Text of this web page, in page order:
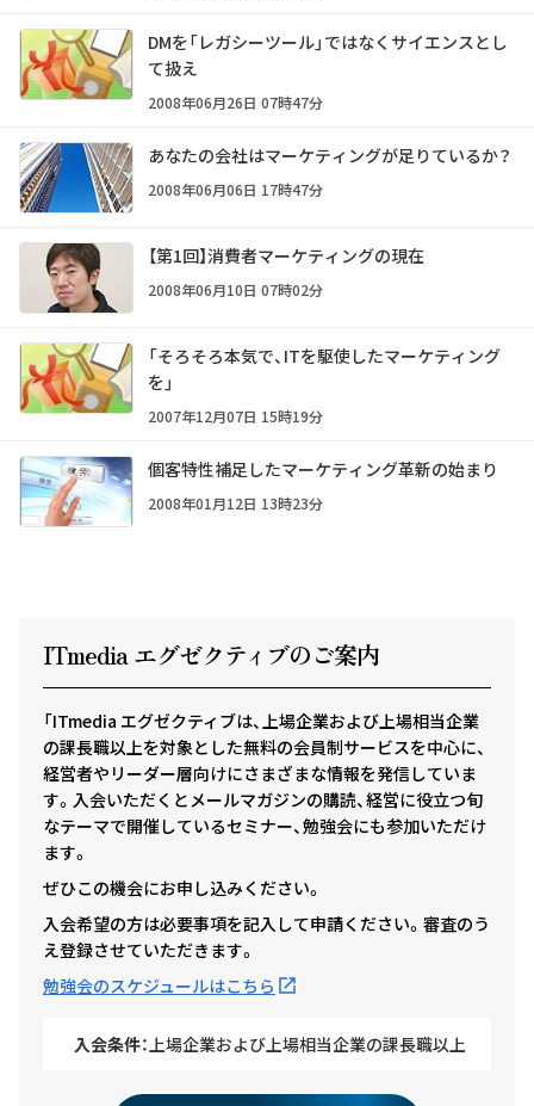
DMを「レガシーツール」ではなくサイエンスとし
て扱え
2008年06月26日 07時47分
あなたの会社はマーケティングが足りているか？
2008年06月06日 17時47分
【第1回】消費者マーケティングの現在
2008年06月10日 07時02分
「そろそろ本気で、ITを駆使したマーケティング
を」
2007年12月07日 15時19分
個客特性補足したマーケティング革新の始まり
2008年01月12日 13時23分
ITmedia エグゼクティ ブのご案内
「ITmedia エグゼクティブは、上場企業および上場相当企業
の課長職以上を対象とした無料の会員制サービスを中心に、
経営者やリーダー層向けにさまざまな情報を発信していま
す。入会いただくとメールマガジンの購読、経営に役立つ旬
なテーマで開催しているセミナー、勉強会にも参加いただけ
ます。
ぜひこの機会にお申し込みください。
入会希望の方は必要事項を記入して申請ください。審査のう
え登録させていただきます。
勉強会のスケジュールはこちら
入会条件： 上場企業および上場相当企業の課長職以上